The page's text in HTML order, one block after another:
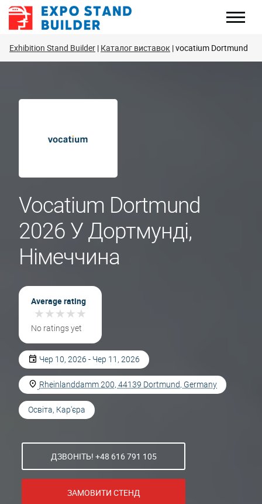
Перейти
Exhibition Stand Builder Каталог виставок vocatium Dortmund
Vocatium Dortmund
2026 У Дортмунді,
Німеччина
Average rating
★★★★★
★★★★★
No ratings yet
Чер 10, 2026 - Чер 11, 2026
Rheinlanddamm 200, 44139 Dortmund, Germany
Освіта, Кар'єра
ДЗВОНІТЬ! +48 616 791 105
ЗАМОВИТИ СТЕНД